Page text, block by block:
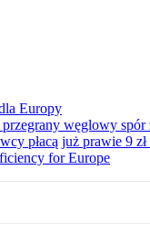
Europy
przegrany węglowy
płacą już prawie 9
for Europe